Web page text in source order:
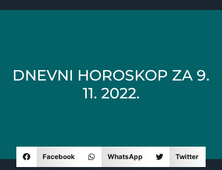
DNEVNI HOROSKOP ZA 9.
11. 2022.
Facebook WhatsApp Twitter